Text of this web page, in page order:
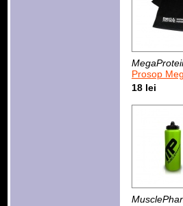
Prosop Megaproteine sustine
18 lei